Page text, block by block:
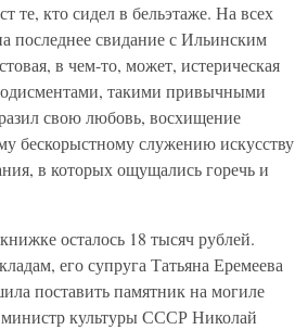
те, кто сидел в бельэтаже. На всех
последнее свидание с Ильинским
в чем-то, может, истерическая
такими привычными
свою любовь, восхищение
бескорыстному служению искусству
в которых ощущались горечь и
осталось 18 тысяч рублей.
его супруга Татьяна Еремеева
поставить памятник на могиле
культуры СССР Николай